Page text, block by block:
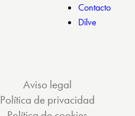
Contacto
Dilve
Aviso legal
Política de privacidad